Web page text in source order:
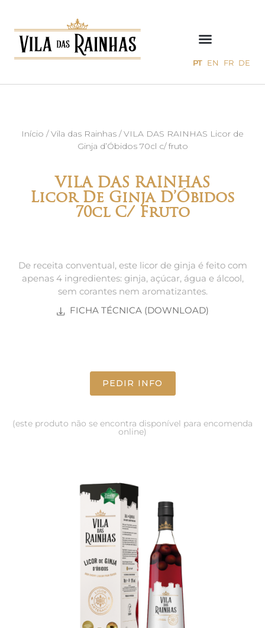
PT EN FR DE
Início /Vila das Rainhas / VILA DAS RAINHAS Licor de
Ginja d’Óbidos 70cl c/ fruto
VILA DAS RAINHAS
Licor De Ginja D’Óbidos
70cl C/ Fruto
De receita conventual, este licor de ginja é feito com
apenas 4 ingredientes: ginja, açúcar, água e álcool,
sem corantes nem aromatizantes.
FICHA TÉCNICA (DOWNLOAD)
PEDIR INFO
(este produto não se encontra disponível para encomenda
online)